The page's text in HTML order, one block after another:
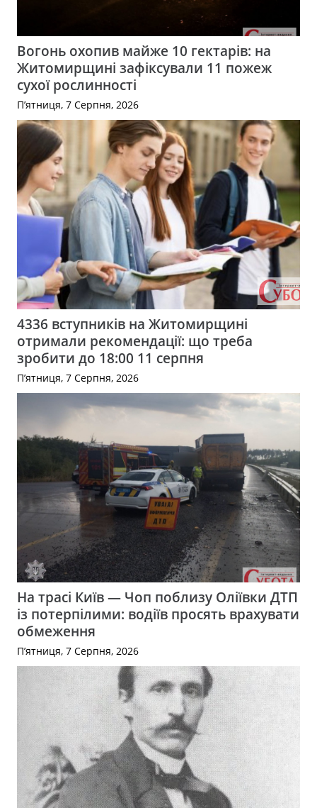
Вогонь охопив майже 10 гектарів: на
Житомирщині зафіксували 11 пожеж
сухої рослинності
П’ятниця, 7 Серпня, 2026
4336 вступників на Житомирщині
отримали рекомендації: що треба
зробити до 18:00 11 серпня
П’ятниця, 7 Серпня, 2026
На трасі Київ — Чоп поблизу Оліївки ДТП
із потерпілими: водіїв просять врахувати
обмеження
П’ятниця, 7 Серпня, 2026